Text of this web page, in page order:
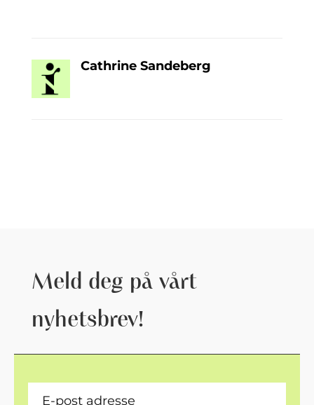
Cathrine Sandeberg
Meld deg på vårt
nyhetsbrev!